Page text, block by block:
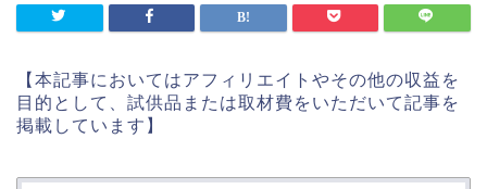
【本記事においてはアフィリエイトやその他の収益を
目的として、試供品または取材費をいただいて記事を
掲載しています】